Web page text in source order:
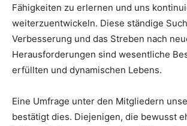
Fähigkeiten zu erlernen und uns
weiterzuentwickeln. Diese ständige
Verbesserung und das Streben nach
Herausforderungen sind wesentliche
erfüllten und dynamischen Lebens.
Eine Umfrage unter den Mitgliedern
bestätigt dies. Diejenigen, die bewusst